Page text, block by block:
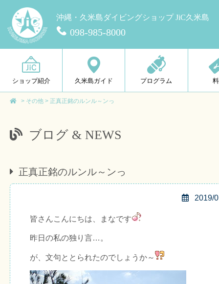
沖縄・久米島ダイビングショップ JiC久米島
098-985-8000
ショップ紹介 久米島ガイド プログラム
> その他 > 正真正銘のルンル～ンっ
ブログ & NEWS
正真正銘のルンル～ンっ
2019/
皆さんこんにちは、まなです
昨日の私の独り言…。
が、文句ととられたのでしょうか～